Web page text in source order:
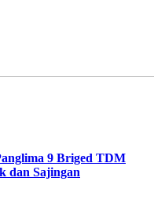
9 Briged TDM
dan Sajingan